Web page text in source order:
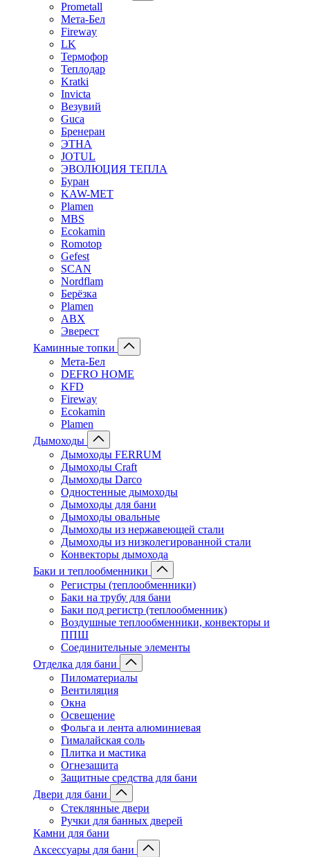
Prometall
Мета-Бел
Fireway
LK
Термофор
Теплодар
Kratki
Invicta
Везувий
Guca
Бренеран
ЭТНА
JOTUL
ЭВОЛЮЦИЯ ТЕПЛА
Буран
KAW-MET
Plamen
MBS
Ecokamin
Romotop
Gefest
SCAN
Nordflam
Берёзка
Plamen
ABX
Эверест
Каминные топки
Мета-Бел
DEFRO HOME
KFD
Fireway
Ecokamin
Plamen
Дымоходы
Дымоходы FERRUM
Дымоходы Craft
Дымоходы Darco
Одностенные дымоходы
Дымоходы для бани
Дымоходы овальные
Дымоходы из нержавеющей стали
Дымоходы из низколегированной стали
Конвекторы дымохода
Баки и теплообменники
Регистры (теплообменники)
Баки на трубу для бани
Баки под регистр (теплообменник)
Воздушные теплообменники, конвекторы и
ППШ
Соединительные элементы
Отделка для бани
Пиломатериалы
Вентиляция
Окна
Освещение
Фольга и лента алюминиевая
Гималайская соль
Плитка и мастика
Огнезащита
Защитные средства для бани
Двери для бани
Стеклянные двери
Ручки для банных дверей
Камни для бани
Аксессуары для бани